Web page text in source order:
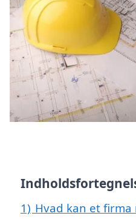
1) Hvad kan et firma